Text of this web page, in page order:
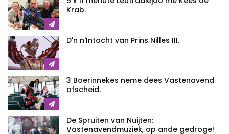
Krab.
D'n n'Intocht van Prins Nilles III.
3 Boerinnekes neme dees Vastenavend
afscheid.
De Spruiten van Nuijten:
Vastenavendmuziek, op ande gedroge!